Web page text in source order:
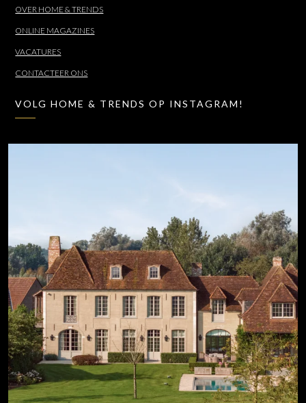
OVER HOME & TRENDS
ONLINE MAGAZINES
VACATURES
CONTACTEER ONS
VOLG HOME & TRENDS OP INSTAGRAM!